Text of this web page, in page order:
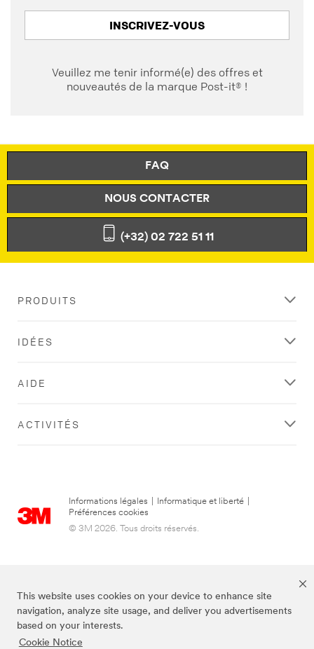
This website uses cookies on your device to enhance site
navigation, analyze site usage, and deliver you advertisements
based on your interests.
Cookie Notice
INSCRIVEZ-VOUS
Veuillez me tenir informé(e) des offres et
nouveautés de la marque Post-it® !
FAQ
NOUS CONTACTER
(+32) 02 722 51 11
PRODUITS
IDÉES
AIDE
ACTIVITÉS
Informations légales Informatique et liberté
Préférences cookies
© 3M 2026. Tous droits réservés.